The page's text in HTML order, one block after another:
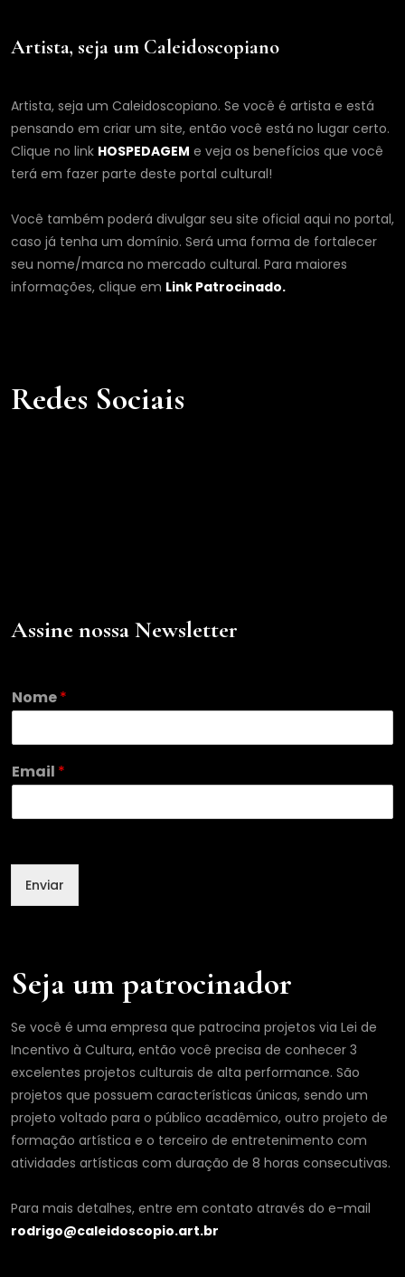
Artista, seja um Caleidoscopiano
Artista, seja um Caleidoscopiano. Se você é artista e está
pensando em criar um site, então você está no lugar certo.
Clique no link HOSPEDAGEM e veja os benefícios que você
terá em fazer parte deste portal cultural!
Você também poderá divulgar seu site oficial aqui no portal,
caso já tenha um domínio. Será uma forma de fortalecer
seu nome/marca no mercado cultural. Para maiores
informações, clique em Link Patrocinado.
Redes Sociais
Assine nossa Newsletter
Nome*
N
o
e
Email *
Enviar
Seja um patrocinador
Se você é uma empresa que patrocina projetos via Lei de
Incentivo à Cultura, então você precisa de conhecer 3
excelentes projetos culturais de alta performance. São
projetos que possuem características únicas, sendo um
projeto voltado para o público acadêmico, outro projeto de
formação artística e o terceiro de entretenimento com
atividades artísticas com duração de 8 horas consecutivas.
Para mais detalhes, entre em contato através do e-mail
rodrigo@caleidoscopio.art.br